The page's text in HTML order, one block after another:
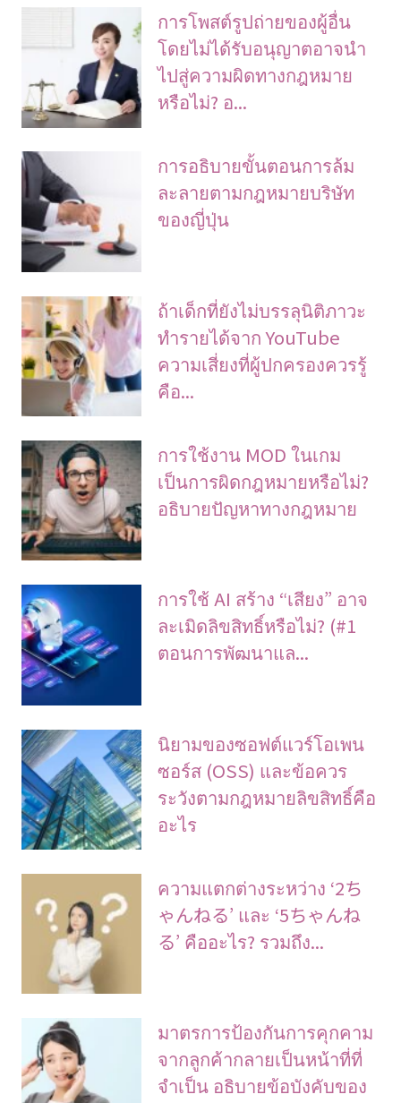
การโพสต์รูปถ่ายของผู้อื่น
โดยไม่ได้รับอนุญาตอาจนํา
ไปสู่ความผิดทางกฎหมาย
หรือไม่? อ...
การอธิบายขั้นตอนการล้ม
ละลายตามกฎหมายบริษัท
ของญี่ปุ่น
ถ้าเด็กที่ยังไม่บรรลุนิติภาวะ
ทำรายได้จาก YouTube
ความเสี่ยงที่ผู้ปกครองควรรู้
คือ...
การใช้งาน MOD ในเกม
เป็นการผิดกฎหมายหรือไม่?
อธิบายปัญหาทางกฎหมาย
การใช้ AI สร้าง “เสียง” อาจ
ละเมิดลิขสิทธิ์หรือไม่? (#1
ตอนการพัฒนาแล...
นิยามของซอฟต์แวร์โอเพน
ซอร์ส (OSS) และข้อควร
ระวังตามกฎหมายลิขสิทธิ์คือ
อะไร
ความแตกต่างระหว่าง ‘2ち
ゃんねる’ และ ‘5ちゃんね
る’ คืออะไร? รวมถึง...
มาตรการป้องกันการคุกคาม
จากลูกค้ากลายเป็นหน้าที่ที่
จําเป็น อธิบายข้อบังคับของ